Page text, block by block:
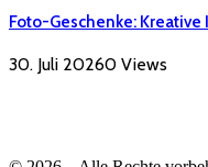
Foto-Geschenke:
30. Juli 20260 Views